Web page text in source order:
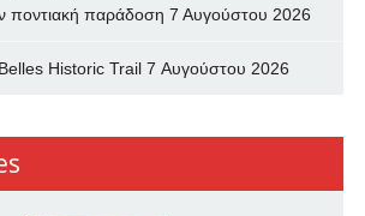
ποντιακή παράδοση 7 Αυγούστου 2026
Historic Trail 7 Αυγούστου 2026